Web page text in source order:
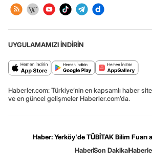
UYGULAMAMIZI İNDİRİN
Haberler.com: Türkiye’nin en kapsamlı haber
ve en güncel gelişmeler Haberler.com’da.
Haber: Yerköy'de TÜBİTAK Bilim Fuarı
HaberSon Dakika